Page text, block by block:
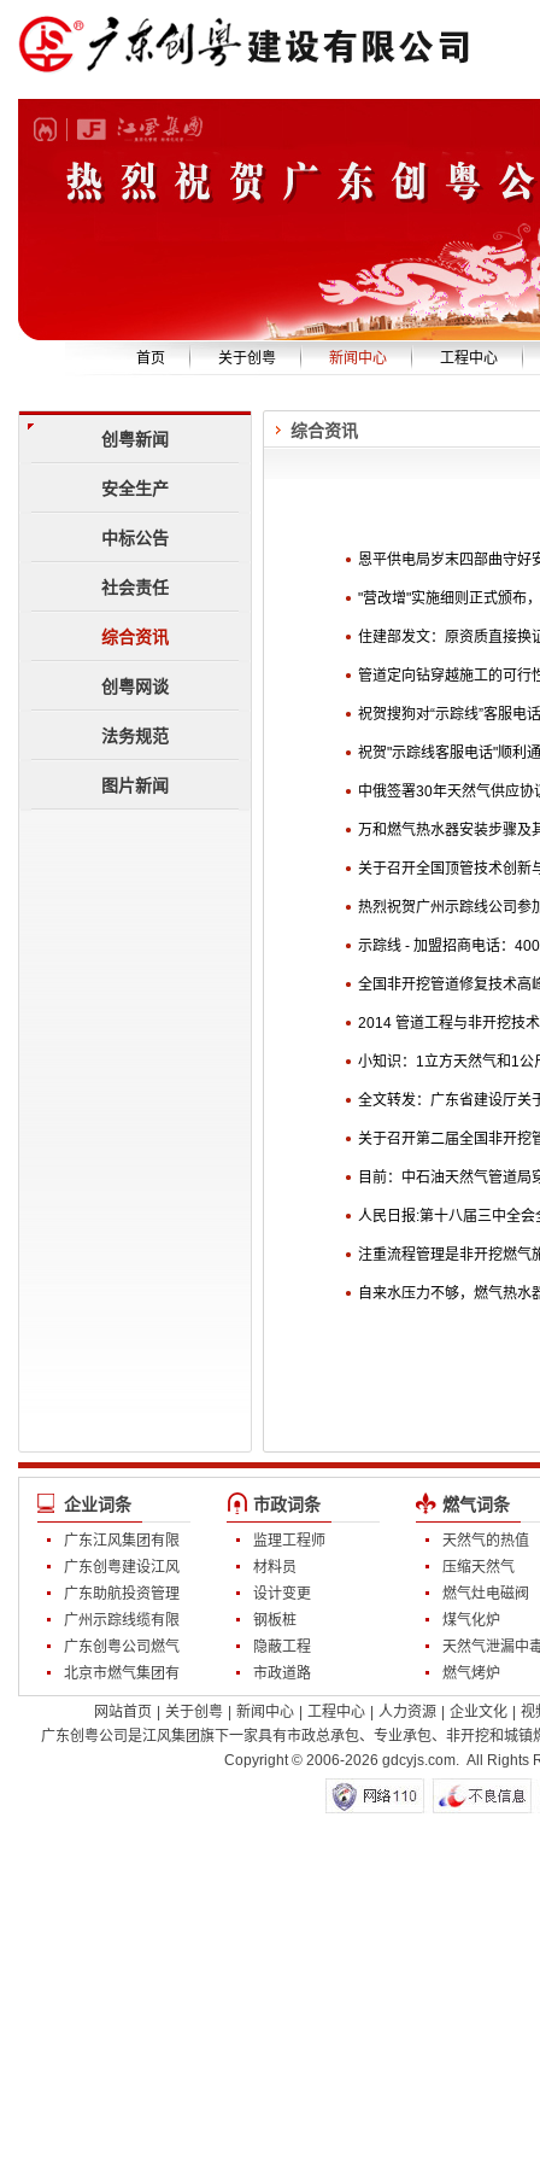
首页 关于创粤 新闻中心
安全生产
工程中心
创粤新闻
安全生产
中标公告
社会责任
综合资讯
创粤网谈
法务规范
图片新闻
综合资讯
恩平供电局岁末四部曲守好
"营改增"实施细则正式颁布
住建部发文：原资质直接换
管道定向钻穿越施工的可行
祝贺搜狗对“示踪线”客服电
祝贺"示踪线客服电话"顺利
中俄签署30年天然气供应
万和燃气热水器安装步骤及
关于召开全国顶管技术创新
热烈祝贺广州示踪线公司参
示踪线 - 加盟招商电话：
全国非开挖管道修复技术高
2014 管道工程与非开挖技
小知识：1立方天然气和1
全文转发：广东省建设厅关
关于召开第二届全国非开挖
目前：中石油天然气管道局
人民日报:第十八届三中全
注重流程管理是非开挖燃气
自来水压力不够，燃气热水
企业词条
广东江风集团有限
公司
广东创粤建设江风
装饰公司
广东助航投资管理
有限公司
广州示踪线缆有限
公司
广东创粤公司燃气
部
北京市燃气集团有
市政词条
监理工程师
材料员
设计变更
钢板桩
隐蔽工程
市政道路
燃气词条
天然气的热值
压缩天然气
燃气灶电磁阀
煤气化炉
天然气泄漏中
燃气烤炉
网站首页 关于创粤 新闻中心 工程中心 人力资源 企业文化
视
广东创粤公司是江风集团旗下一家具有市政总承包、专业承包、非开挖和城
Copyright © 2006-2026 gdcyjs.com. All Rights